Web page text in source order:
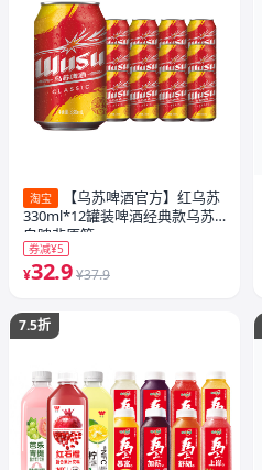
淘宝
【乌苏啤酒官方】红乌苏
330ml*12罐装啤酒经典款乌苏
白啤非原箱
券减¥5
¥32.9 ¥37.9
7.5折